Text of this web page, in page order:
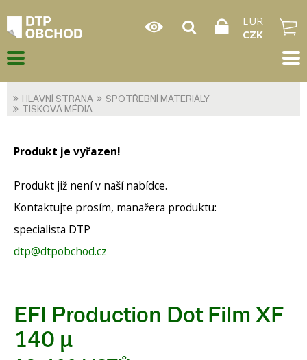
EUR
CZK
HLAVNÍ STRANA
SPOTŘEBNÍ MATERIÁLY
TISKOVÁ MÉDIA
Produkt je vyřazen!
Produkt již není v naší nabídce.
Kontaktujte prosím, manažera produktu:
specialista DTP
dtp@dtpobchod.cz
EFI Production Dot Film XF
140 µ